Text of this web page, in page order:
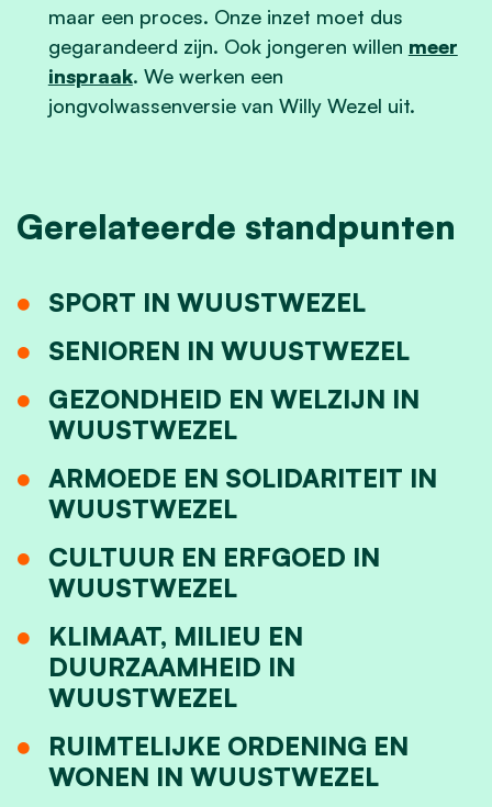
maar een proces. Onze inzet moet dus
gegarandeerd zijn. Ook jongeren willen meer
inspraak. We werken een
jongvolwassenversie van Willy Wezel uit.
Gerelateerde standpunten
SPORT IN WUUSTWEZEL
SENIOREN IN WUUSTWEZEL
GEZONDHEID EN WELZIJN IN
WUUSTWEZEL
ARMOEDE EN SOLIDARITEIT IN
WUUSTWEZEL
CULTUUR EN ERFGOED IN
WUUSTWEZEL
KLIMAAT, MILIEU EN
DUURZAAMHEID IN
WUUSTWEZEL
RUIMTELIJKE ORDENING EN
WONEN IN WUUSTWEZEL